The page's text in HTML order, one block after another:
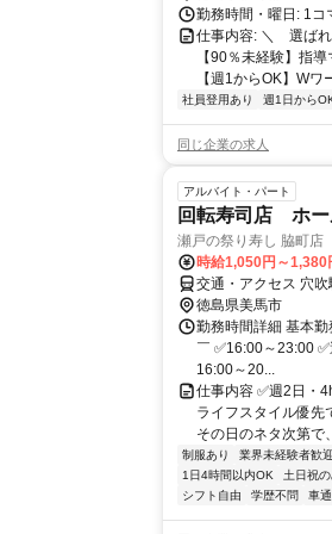
勤務時間・曜日: 1コ
仕事内容: ＼ 選ば
【90％未経験】指
【週1からOK】Wワ
社員登用あり 週1日から
同じ企業の求人
アルバイト・パート
回転寿司店 ホー
瀬戸の祭り寿し 脇町店
時給1,050円～1,380
交通・アクセス 穴
徳島県美馬市
勤務時間詳細 基本
￣ ✅16:00～23:00
16:00～20...
仕事内容 ✅週2日・
ライフスタイル優先
その日のネタ次第で
制服あり 業界未経験者歓迎
1日4時間以内OK
土日祝
シフト自由
学歴不問 車